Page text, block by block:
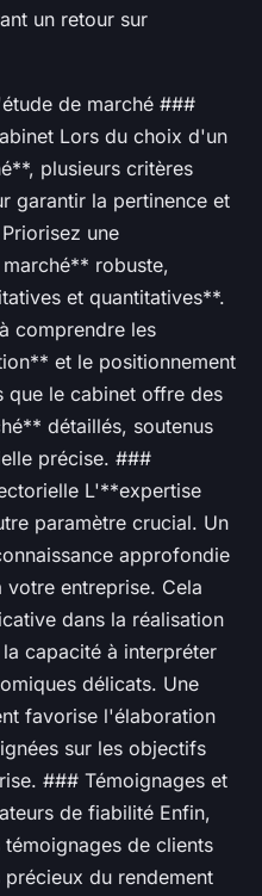
un retour sur
de marché ###
Lors du choix d'un
plusieurs critères
garantir la pertinence et
une
robuste,
et quantitatives**.
comprendre les
et le positionnement
que le cabinet offre des
détaillés, soutenus
précise. ###
L'**expertise
paramètre crucial. Un
approfondie
entreprise. Cela
dans la réalisation
capacité à interpréter
délicats. Une
favorise l'élaboration
sur les objectifs
### Témoignages et
de fiabilité Enfin,
de clients
du rendement